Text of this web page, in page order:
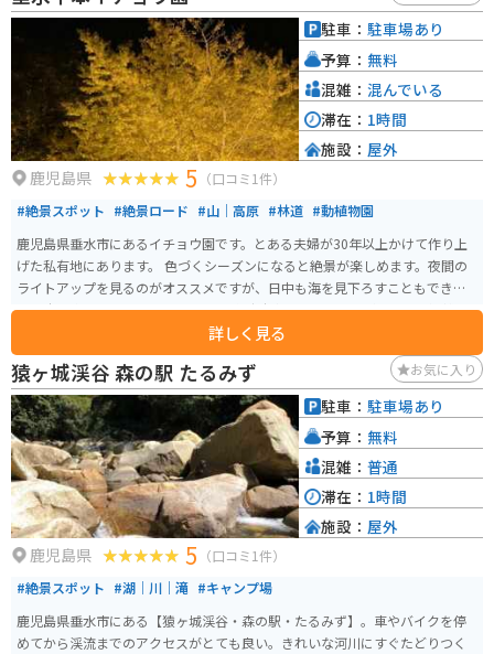
鹿児島県 5 （口コミ1件）
#絶景スポット #絶景ロード #山｜高原 #林道 #動植物園
鹿児島県垂水市にあるイチョウ園です。とある夫婦が30年以上かけて作り上
げた私有地にあります。 色づくシーズンになると絶景が楽しめます。夜間の
ライトアップを見るのがオススメですが、日中も海を見下ろすこともできる
ので十分楽しめます。 シーズンには臨時駐車場もできますが、かなり混雑し
詳しく見る
駐車： 駐車場あり
予算： 無料
混雑： 混んでいる
滞在： 1時間
施設： 屋外
猿ヶ城渓谷 森の駅 たるみず お気に入り
鹿児島県 5 （口コミ1件）
#絶景スポット #湖｜川｜滝 #キャンプ場
鹿児島県垂水市にある【猿ヶ城渓谷・森の駅・たるみず】。車やバイクを停
めてから渓流までのアクセスがとても良い。きれいな河川にすぐたどりつく
駐車： 駐車場あり
予算： 無料
混雑： 普通
滞在： 1時間
施設： 屋外